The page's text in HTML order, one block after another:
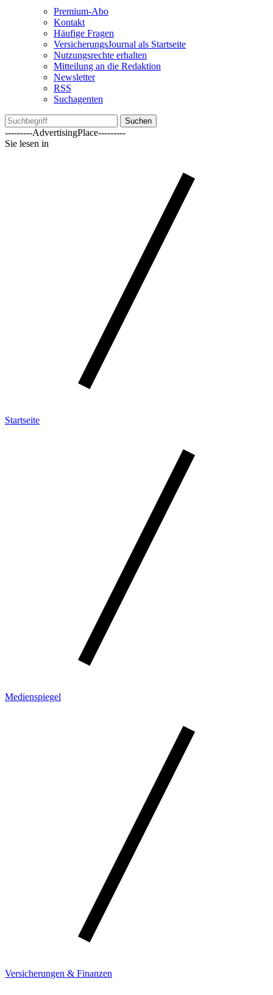
Premium-Abo
Kontakt
Häufige Fragen
VersicherungsJournal als Startseite
Nutzungsrechte erhalten
Mitteilung an die Redaktion
Newsletter
RSS
Suchagenten
Suchen
---------AdvertisingPlace---------
Sie lesen in
Startseite
Medienspiegel
Versicherungen & Finanzen